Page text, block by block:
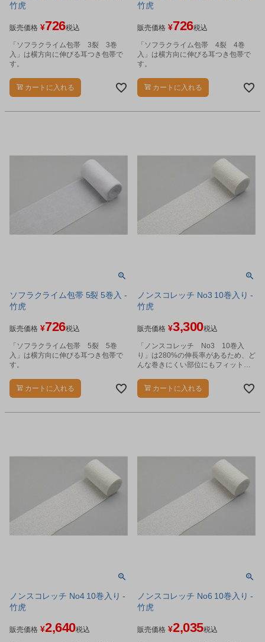
竹虎
販売価格 ¥726税込
「ソフラクライム包帯 3裂 3巻
入」は横方向に伸びる耳つき包帯で
す。
カートに入れる
竹虎
販売価格 ¥726税込
「ソフラクライム包帯 4裂 4巻
入」は横方向に伸びる耳つき包帯で
す。
カートに入れる
ソフラクライム包帯 5裂 5巻入 -
竹虎
販売価格 ¥726税込
「ソフラクライム包帯 5裂 5巻
入」は横方向に伸びる耳つき包帯で
す。
カートに入れる
ノンスコレッチ No3 10巻入り -
竹虎
販売価格 ¥3,300税込
「ノンスコレッチ No3 10巻入
り」は280%の伸長率があるため、ど
んな巻きにくい部位にもフィット
カートに入れる
ノンスコレッチ No4 10巻入り -
竹虎
販売価格 ¥2,640税込
ノンスコレッチ No6 10巻入り -
竹虎
販売価格 ¥2,035税込